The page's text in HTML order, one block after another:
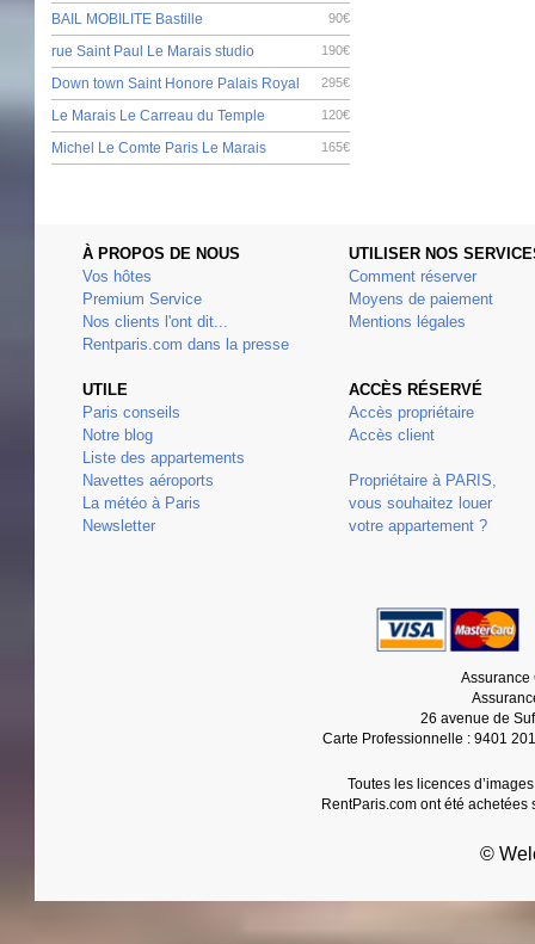
90€
BAIL MOBILITE Bastille
190€
rue Saint Paul Le Marais studio
295€
Down town Saint Honore Palais Royal
120€
Le Marais Le Carreau du Temple
165€
Michel Le Comte Paris Le Marais
À PROPOS DE NOUS
Vos hôtes
Premium Service
Nos clients l'ont dit...
Rentparis.com dans la presse
UTILE
Paris conseils
Notre blog
Liste des appartements
Navettes aéroports
La météo à Paris
Newsletter
UTILISER NOS
Comment réserver
Moyens de paiement
Mentions légales
ACCÈS RÉSERVÉ
Accès propriétaire
Accès client
Propriétaire à PARIS,
vous souhaitez louer
votre appartement ?
Assurance
26 avenue de
Carte Professionnelle : 9401
Toutes les licences
RentParis.com ont été achetées
©